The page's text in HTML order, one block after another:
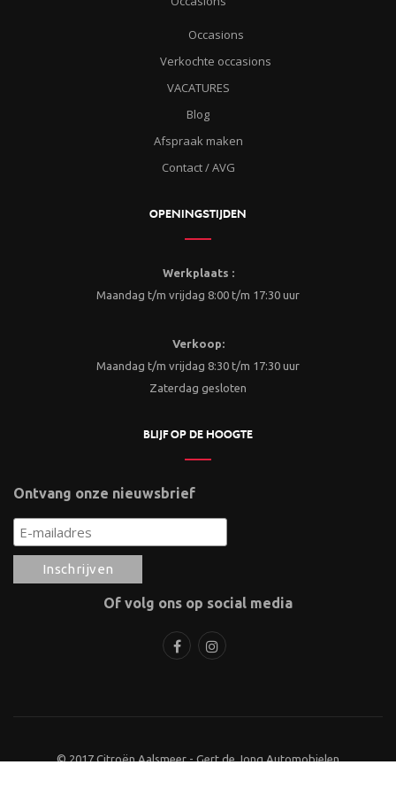
Occasions
Verkochte occasions
VACATURES
Blog
Afspraak maken
Contact / AVG
OPENINGSTIJDEN
Werkplaats :
Maandag t/m vrijdag 8:00 t/m 17:30 uur
Verkoop:
Maandag t/m vrijdag 8:30 t/m 17:30 uur
Zaterdag gesloten
BLIJF OP DE HOOGTE
Ontvang onze nieuwsbrief
Of volg ons op social media
© 2017 Citroën Aalsmeer - Gert de Jong Automobielen